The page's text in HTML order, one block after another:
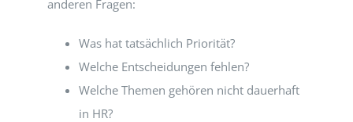
anderen Fragen:
Was hat tatsächlich Priorität?
Welche Entscheidungen fehlen?
Welche Themen gehören nicht dauerhaft
in HR?